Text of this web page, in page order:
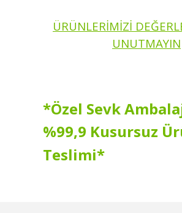
ÜRÜNLERİMİZİ
UNUTMAYIN
*Özel Sevk
%99,9 Kusursuz
Teslimi*